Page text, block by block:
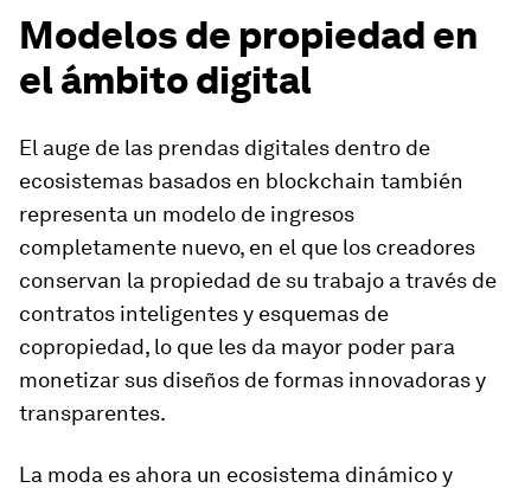
Modelos de propiedad en
el ámbito digital
El auge de las prendas digitales dentro de
ecosistemas basados en blockchain también
representa un modelo de ingresos
completamente nuevo, en el que los creadores
conservan la propiedad de su trabajo a través de
contratos inteligentes y esquemas de
copropiedad, lo que les da mayor poder para
monetizar sus diseños de formas innovadoras y
transparentes.
La moda es ahora un ecosistema dinámico y